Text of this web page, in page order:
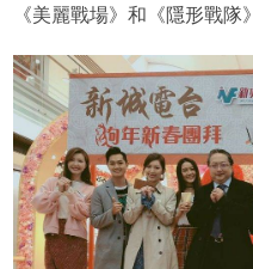
《美麗戰場》和《隱形戰隊